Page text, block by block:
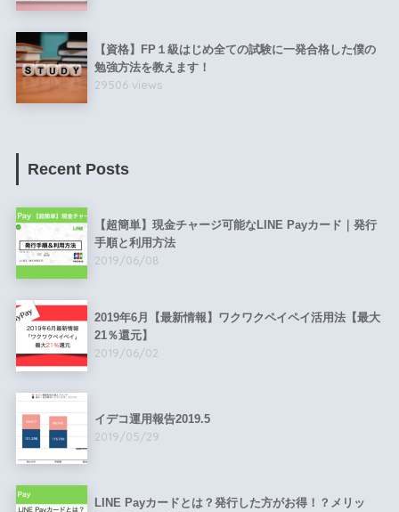
【資格】FP１級はじめ全ての試験に一発合格した僕の
勉強方法を教えます！
29506 views
Recent Posts
【超簡単】現金チャージ可能なLINE Payカード｜発行
手順と利用方法
2019/06/08
2019年6月【最新情報】ワクワクペイペイ活用法【最大
21％還元】
2019/06/02
イデコ運用報告2019.5
2019/05/29
LINE Payカードとは？発行した方がお得！？メリッ